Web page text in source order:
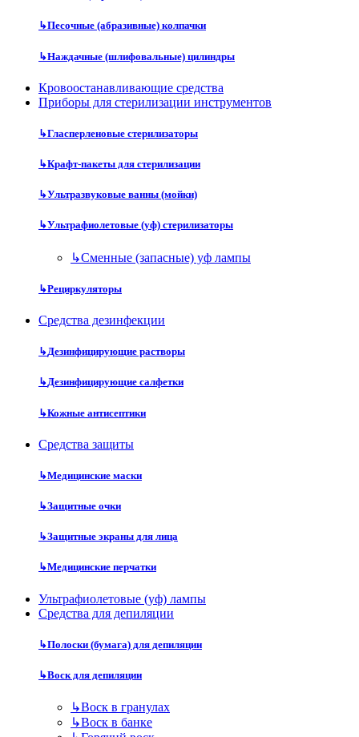
↳Песочные (абразивные) колпачки
↳Наждачные (шлифовальные) цилиндры
Кровоостанавливающие средства
Приборы для стерилизации инструментов
↳Гласперленовые стерилизаторы
↳Крафт-пакеты для стерилизации
↳Ультразвуковые ванны (мойки)
↳Ультрафиолетовые (уф) стерилизаторы
↳Сменные (запасные) уф лампы
↳Рециркуляторы
Средства дезинфекции
↳Дезинфицирующие растворы
↳Дезинфицирующие салфетки
↳Кожные антисептики
Средства защиты
↳Медицинские маски
↳Защитные очки
↳Защитные экраны для лица
↳Медицинские перчатки
Ультрафиолетовые (уф) лампы
Средства для депиляции
↳Полоски (бумага) для депиляции
↳Воск для депиляции
↳Воск в гранулах
↳Воск в банке